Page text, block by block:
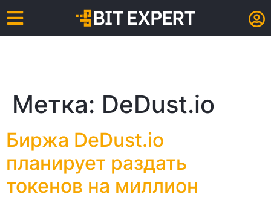
Метка: DeDust.io
Биржа DeDust.io
планирует раздать
токенов на миллион